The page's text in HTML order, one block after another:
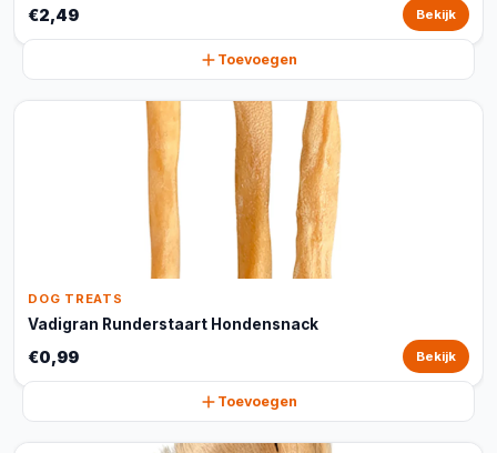
€2,49 Bekijk
Toevoegen
DOG TREATS
Vadigran Runderstaart Hondensnack
€0,99 Bekijk
Toevoegen